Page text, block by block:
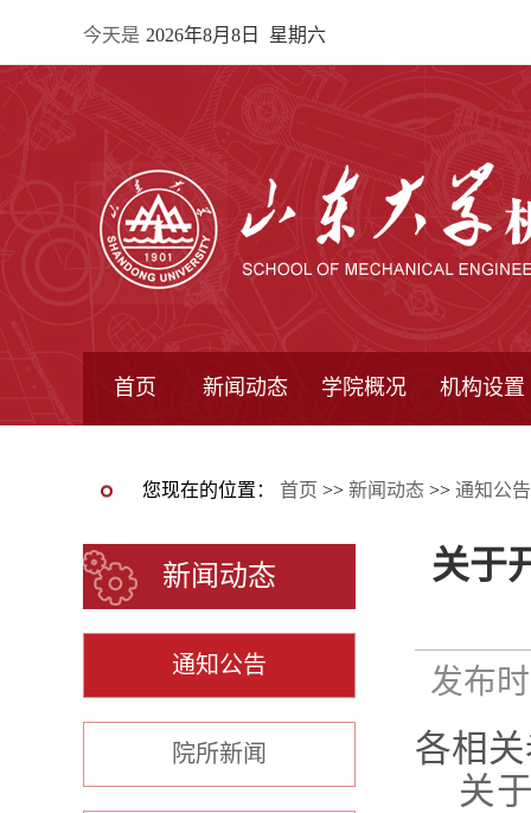
今天是 2026年8月8日 星期六
首页 新闻动态 学院概况 机构设置
您现在的位置： 首页 >> 新闻动态 >> 通知公告
新闻动态
通知公告
院所新闻
关于
发布
各相
关